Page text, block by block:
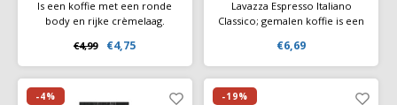
Is een koffie met een ronde
body en rijke crèmelaag.
geroosterde koffiearoma's
met fruitige tonen in deze
heerlijke pure Arabica koffie.
€4,99 €4,75
Lavazza Espresso Italiano
Classico; gemalen koffie is een
Midden- en Zuid-Amerika met
een aromatische smaak van
Italiaanse espresso. Intensiteit
5/10 en heeft een aroma van
€6,69
-4% -19%